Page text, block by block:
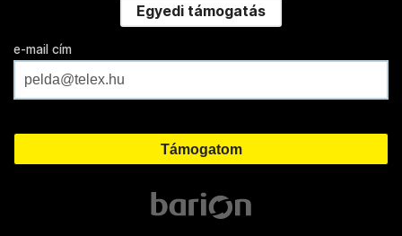
Egyedi támogatás
e-mail cím